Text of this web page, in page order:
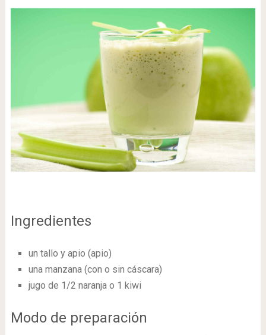
Ingredientes
un tallo y apio (apio)
una manzana (con o sin cáscara)
jugo de 1/2 naranja o 1 kiwi
Modo de preparación